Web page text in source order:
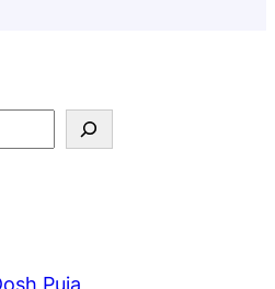
Puja